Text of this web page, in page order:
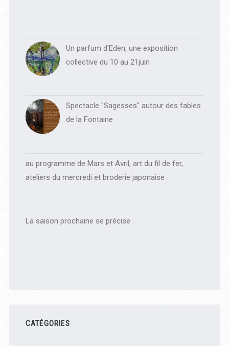
Un parfum d'Eden, une exposition
collective du 10 au 21juin
Spectacle "Sagesses" autour des fables
de la Fontaine
au programme de Mars et Avril, art du fil de fer,
ateliers du mercredi et broderie japonaise
La saison prochaine se précise
CATÉGORIES